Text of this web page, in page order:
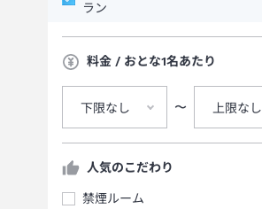
ラン
料金 / おとな1名あたり
下限なし 〜 上限なし
人気のこだわり
禁煙ルーム